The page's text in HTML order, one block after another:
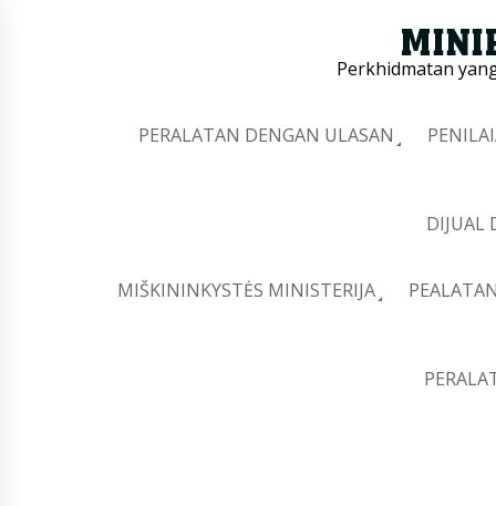
Perkhidmatan
PERALATAN DENGAN ULASAN
DIJUAL
MIŠKININKYSTĖS MINISTERIJA